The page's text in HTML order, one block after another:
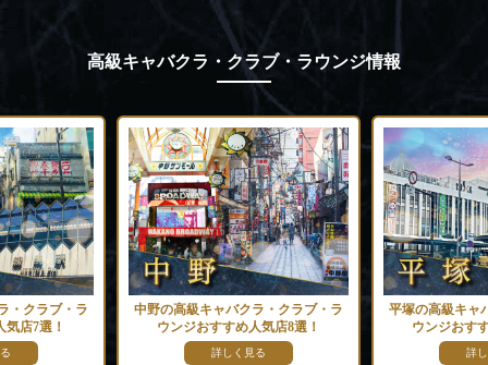
高級キャバクラ・クラブ・ラウンジ情報
・クラブ・ラ
店7選！
中野の高級キャバクラ・クラブ・ラ
ウンジおすすめ人気店8選！
詳しく見る
平塚の高級キャ
ウンジおす
詳